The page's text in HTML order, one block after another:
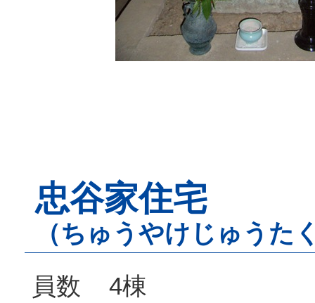
忠谷家住宅
（ちゅうやけじゅうた
員数 4棟